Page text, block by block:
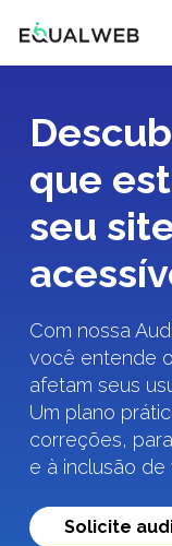
que
seu
Com nossa
você entende
afetam seus
Um plano
correções,
e à inclusão de
Solicite